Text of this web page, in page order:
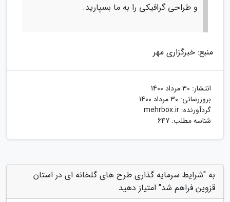
و طراحی گرافیکی را به ما بسپارید.
منبع: خبرگزاری مهر
انتشار: 30 مرداد 1400
بروزرسانی: 30 مرداد 1400
گردآورنده: mehrbox.ir
شناسه مطلب: 647
به "شرایط سرمایه گذاری طرح های گلخانه ای در استان
قزوین فراهم شد" امتیاز دهید